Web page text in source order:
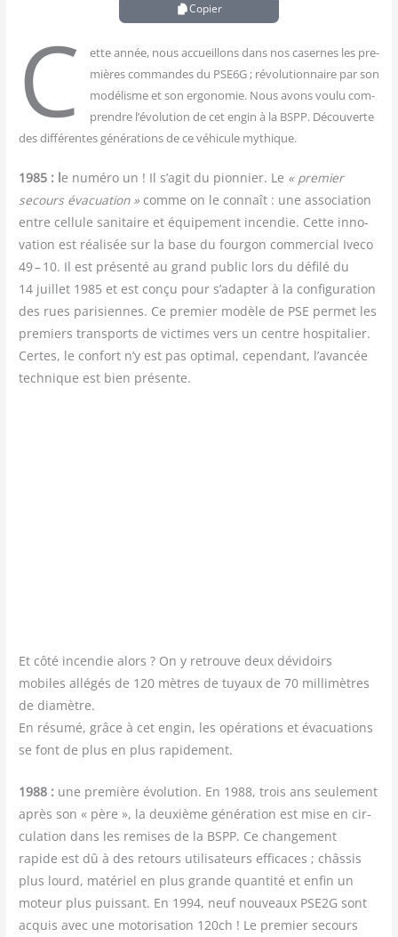
Copier
C
ette année, nous accueillons dans nos casernes les pre­
mières com­mandes du PSE6G ; révo­lu­tion­naire par son
modé­lisme et son ergo­no­mie. Nous avons vou­lu com­
prendre l’évolution de cet engin à la BSPP. Décou­verte
des dif­fé­rentes géné­ra­tions de ce véhi­cule mythique.
1985 : le numé­ro un ! Il s’agit du pion­nier. Le « pre­mier
secours éva­cua­tion » comme on le connaît : une asso­cia­tion
entre cel­lule sani­taire et équi­pe­ment incen­die. Cette inno­
va­tion est réa­li­sée sur la base du four­gon com­mer­cial Ive­co
49 – 10. Il est pré­sen­té au grand public lors du défi­lé du
14 juillet 1985 et est conçu pour s’adapter à la confi­gu­ra­tion
des rues pari­siennes. Ce pre­mier modèle de PSE per­met les
pre­miers trans­ports de vic­times vers un centre hos­pi­ta­lier.
Certes, le confort n’y est pas opti­mal, cepen­dant, l’avancée
tech­nique est bien présente.
Et côté incen­die alors ? On y retrouve deux dévi­doirs
mobiles allé­gés de 120 mètres de tuyaux de 70 mil­li­mètres
de dia­mètre.
En résu­mé, grâce à cet engin, les opé­ra­tions et éva­cua­tions
se font de plus en plus rapidement.
1988 : une pre­mière évo­lu­tion. En 1988, trois ans seule­ment
après son « père », la deuxième géné­ra­tion est mise en cir­
cu­la­tion dans les remises de la BSPP. Ce chan­ge­ment
rapide est dû à des retours uti­li­sa­teurs effi­caces ; châs­sis
plus lourd, maté­riel en plus grande quan­ti­té et enfin un
moteur plus puis­sant. En 1994, neuf nou­veaux PSE2G sont
acquis avec une moto­ri­sa­tion 120ch ! Le pre­mier secours